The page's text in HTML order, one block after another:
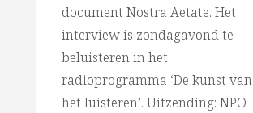
document Nostra Aetate. Het
interview is zondagavond te
beluisteren in het
radioprogramma ‘De kunst van
het luisteren’. Uitzending: NPO